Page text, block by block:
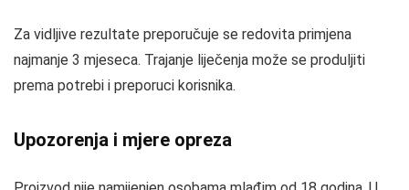
Za vidljive rezultate preporučuje se redovita primjena
najmanje 3 mjeseca. Trajanje liječenja može se produljiti
prema potrebi i preporuci korisnika.
Upozorenja i mjere opreza